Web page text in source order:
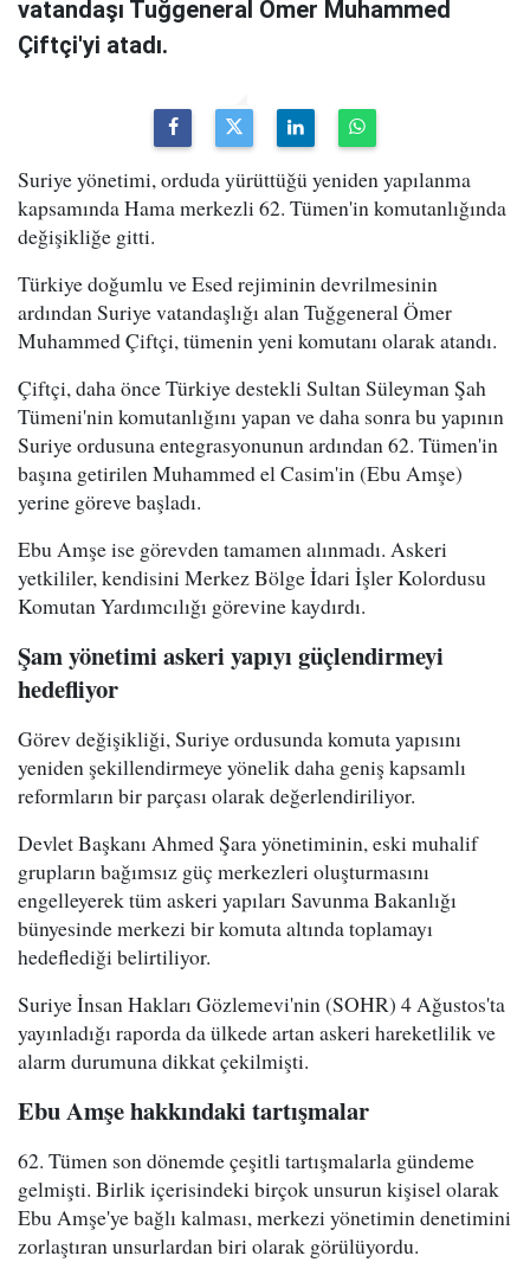
vatandaşı Tuğgeneral Ömer Muhammed
Çiftçi'yi atadı.
Suriye yönetimi, orduda yürüttüğü yeniden yapılanma
kapsamında Hama merkezli 62. Tümen'in komutanlığında
değişikliğe gitti.
Türkiye doğumlu ve Esed rejiminin devrilmesinin
ardından Suriye vatandaşlığı alan Tuğgeneral Ömer
Muhammed Çiftçi, tümenin yeni komutanı olarak atandı.
Çiftçi, daha önce Türkiye destekli Sultan Süleyman Şah
Tümeni'nin komutanlığını yapan ve daha sonra bu yapının
Suriye ordusuna entegrasyonunun ardından 62. Tümen'in
başına getirilen Muhammed el Casim'in (Ebu Amşe)
yerine göreve başladı.
Ebu Amşe ise görevden tamamen alınmadı. Askeri
yetkililer, kendisini Merkez Bölge İdari İşler Kolordusu
Komutan Yardımcılığı görevine kaydırdı.
Şam yönetimi askeri yapıyı güçlendirmeyi
hedefliyor
Görev değişikliği, Suriye ordusunda komuta yapısını
yeniden şekillendirmeye yönelik daha geniş kapsamlı
reformların bir parçası olarak değerlendiriliyor.
Devlet Başkanı Ahmed Şara yönetiminin, eski muhalif
grupların bağımsız güç merkezleri oluşturmasını
engelleyerek tüm askeri yapıları Savunma Bakanlığı
bünyesinde merkezi bir komuta altında toplamayı
hedeflediği belirtiliyor.
Suriye İnsan Hakları Gözlemevi'nin (SOHR) 4 Ağustos'ta
yayınladığı raporda da ülkede artan askeri hareketlilik ve
alarm durumuna dikkat çekilmişti.
Ebu Amşe hakkındaki tartışmalar
62. Tümen son dönemde çeşitli tartışmalarla gündeme
gelmişti. Birlik içerisindeki birçok unsurun kişisel olarak
Ebu Amşe'ye bağlı kalması, merkezi yönetimin denetimini
zorlaştıran unsurlardan biri olarak görülüyordu.